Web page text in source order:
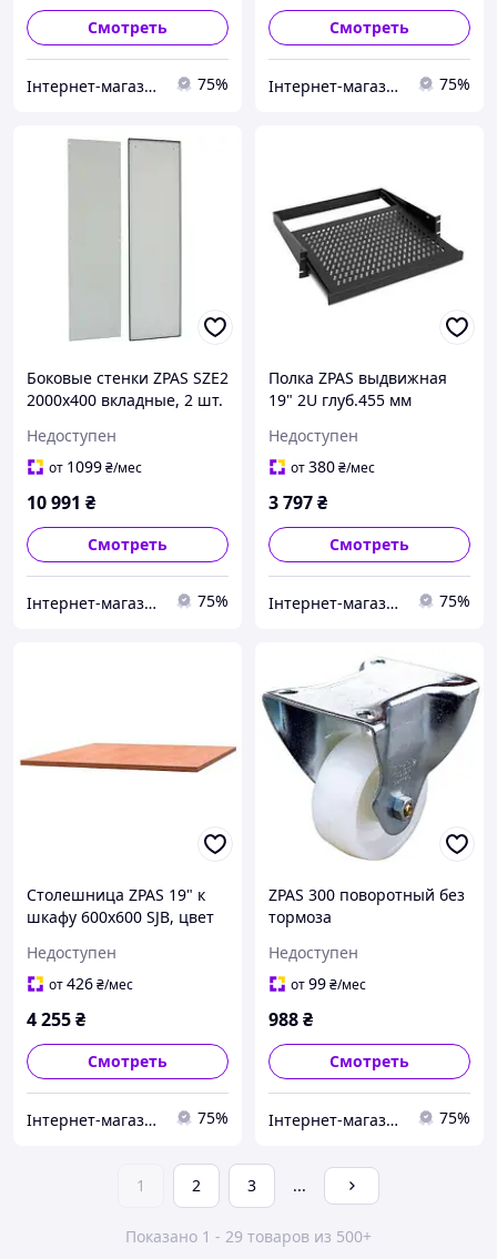
Смотреть
Інтернет-магазин "Proinstal" 75%
Смотреть
Інтернет-магазин "Proinstal" 75%
Боковые стенки ZPAS SZE2
2000x400 вкладные, 2 шт.
Недоступен
от 1099₴/мес
10 991 ₴
Смотреть
Інтернет-магазин "Proinstal" 75%
Полка ZPAS выдвижная
19" 2U глуб.455 мм
Недоступен
от380₴/мес
3 797₴
Смотреть
Інтернет-магазин "Proinstal" 75%
Столешница ZPAS 19" к
шкафу 600x600 SJB, цвет
Недоступен
от426₴/мес
4 255₴
Смотреть
Інтернет-магазин "Proinstal" 75%
ZPAS 300 поворотный без
тормоза
Недоступен
от99₴/мес
988₴
Смотреть
Інтернет-магазин "Proinstal" 75%
1 2 3 ...
Показано 1 - 29 товаров из 500+